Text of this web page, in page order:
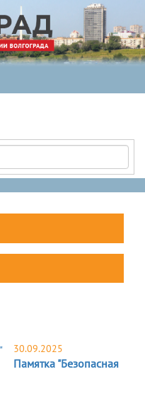
30.09.2025
Памятка "Безопасная